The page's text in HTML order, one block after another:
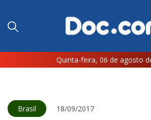
Quinta-feira, 06 de agosto
Brasil 18/09/2017